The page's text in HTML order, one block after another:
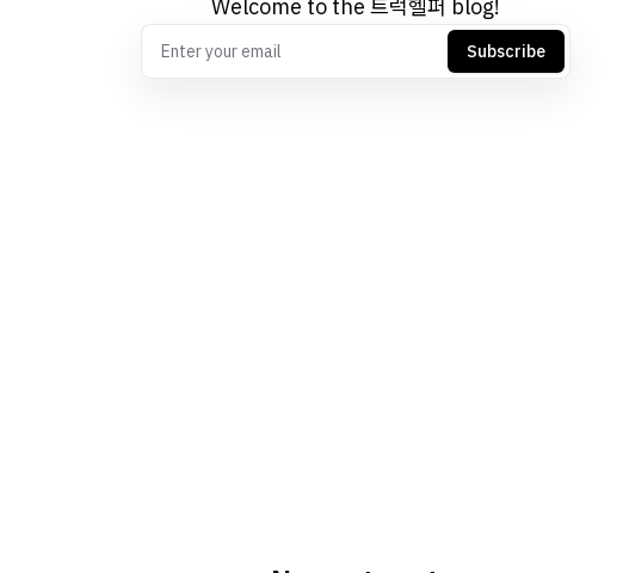
Welcome to the 트럭헬퍼 blog!
Subscribe